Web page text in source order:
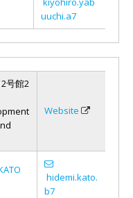
uuchi.a7
号館2
Website
hidemi.kato.
b7